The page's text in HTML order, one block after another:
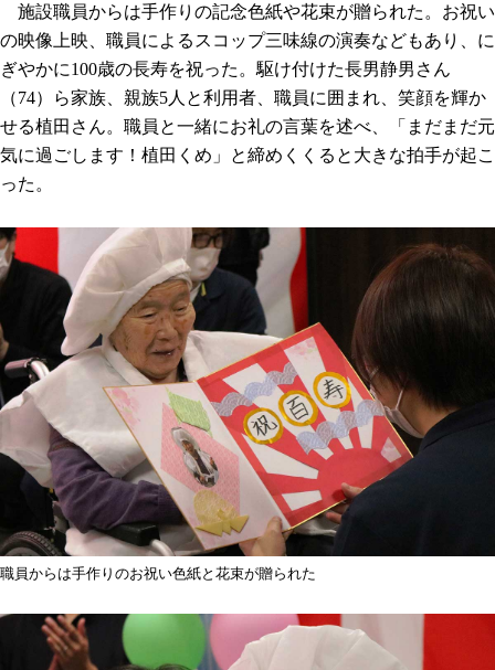
施設職員からは手作りの記念色紙や花束が贈られた。お祝い
の映像上映、職員によるスコップ三味線の演奏などもあり、に
ぎやかに100歳の長寿を祝った。駆け付けた長男静男さん
（74）ら家族、親族5人と利用者、職員に囲まれ、笑顔を輝か
せる植田さん。職員と一緒にお礼の言葉を述べ、「まだまだ元
気に過ごします！植田くめ」と締めくくると大きな拍手が起こ
った。
職員からは手作りのお祝い色紙と花束が贈られた